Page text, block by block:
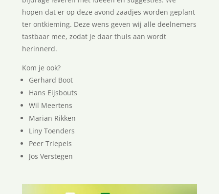
hopen dat er op deze avond zaadjes worden geplant
ter ontkieming. Deze wens geven wij alle deelnemers
tastbaar mee, zodat je daar thuis aan wordt
herinnerd.
Kom je ook?
Gerhard Boot
Hans Eijsbouts
Wil Meertens
Marian Rikken
Liny Toenders
Peer Triepels
Jos Verstegen